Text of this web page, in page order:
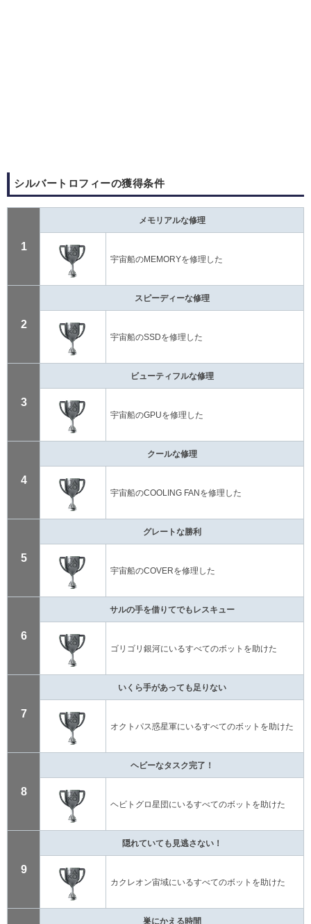
シルバートロフィーの獲得条件
1
メモリアルな修理
宇宙船のMEMORYを修理した
2
スピーディーな修理
宇宙船のSSDを修理した
3
ビューティフルな修理
宇宙船のGPUを修理した
4
クールな修理
宇宙船のCOOLING FANを修理した
5
グレートな勝利
宇宙船のCOVERを修理した
6
サルの手を借りてでもレスキュー
ゴリゴリ銀河にいるすべてのボットを助けた
7
いくら手があっても足りない
オクトパス惑星軍にいるすべてのボットを助けた
8
ヘビーなタスク完了！
ヘビトグロ星団にいるすべてのボットを助けた
9
隠れていても見逃さない！
カクレオン宙域にいるすべてのボットを助けた
巣にかえる時間